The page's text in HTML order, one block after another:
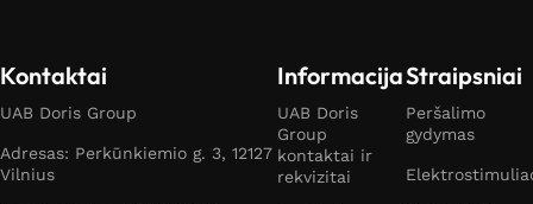
Kontaktai
UAB Doris Group
Adresas: Perkūnkiemio g. 3, 12127
Vilnius
Informacija
UAB Doris
Group
kontaktai ir
rekvizitai
Straipsniai
Peršalimo
gydymas